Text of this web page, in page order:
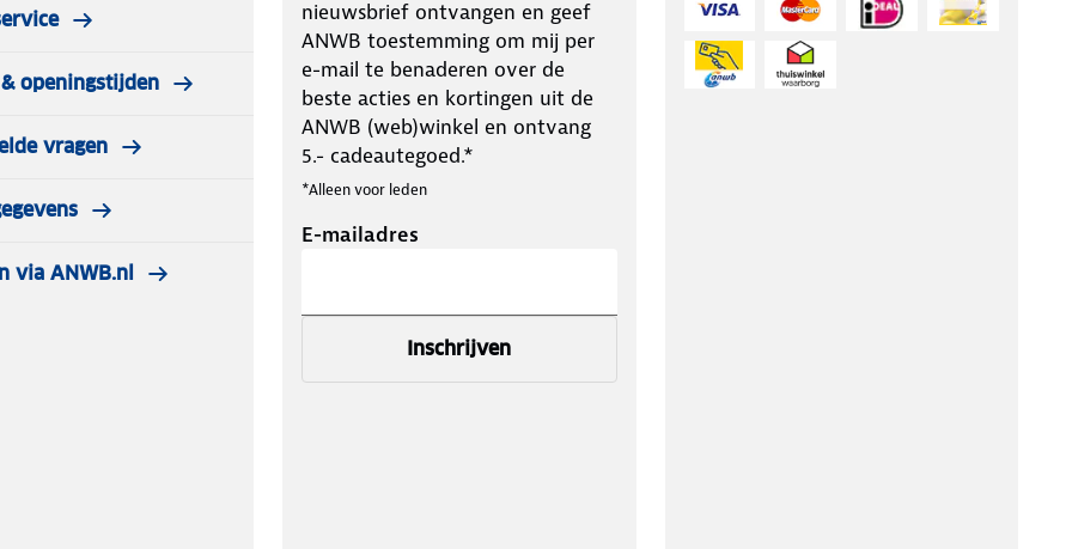
koeltas een niet-gekoeld
van de koeltas is volledig
openingstijden
vragen
via ANWB.nl
nieuwsbrief ontvangen en geef
ANWB toestemming om mij per
e-mail te benaderen over de
beste acties en kortingen uit de
ANWB (web)winkel en ontvang
5.- cadeautegoed.*
*Alleen voor leden
E-mailadres
Inschrijven